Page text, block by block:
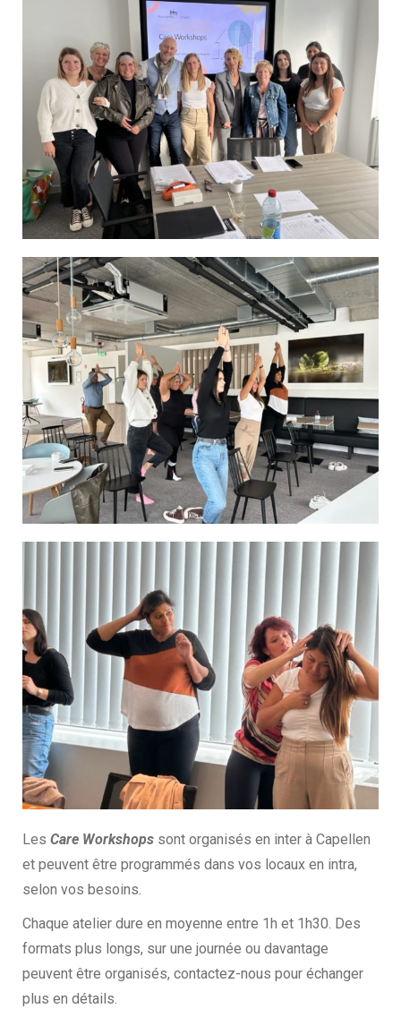
Les Care Workshops sont organisés en inter à Capellen
et peuvent être programmés dans vos locaux en intra,
selon vos besoins.
Chaque atelier dure en moyenne entre 1h et 1h30. Des
formats plus longs, sur une journée ou davantage
peuvent être organisés, contactez-nous pour échanger
plus en détails.